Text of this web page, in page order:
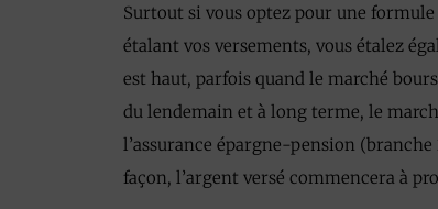
Surtout si vous optez pour une
étalant vos versements, vous étalez
est haut, parfois quand le marché
du lendemain et à long terme, le
l’assurance épargne-pension
façon, l’argent versé commencera à